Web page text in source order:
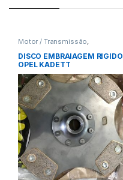
Motor / Transmissão,
DISCO EMBRAIAGEM RIGIDO
OPEL KADETT